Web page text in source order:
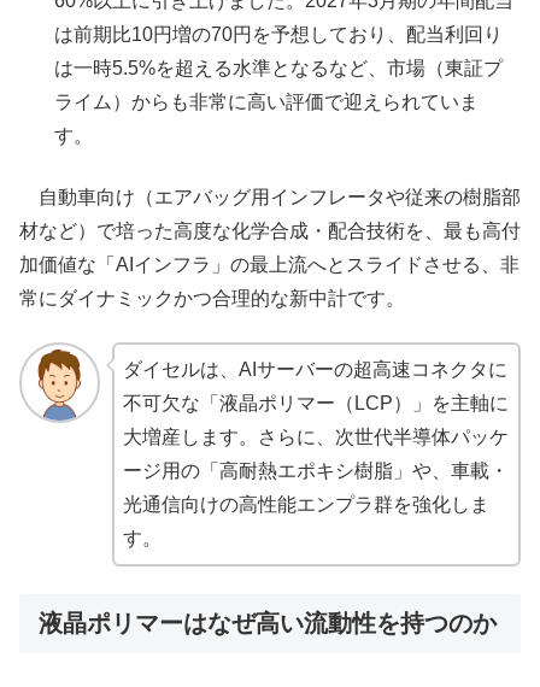
は前期比10円増の70円を予想しており、配当利回り
は一時5.5%を超える水準となるなど、市場（東証プ
ライム）からも非常に高い評価で迎えられていま
す。
自動車向け（エアバッグ用インフレータや従来の樹脂部
材など）で培った高度な化学合成・配合技術を、最も高付
加価値な「AIインフラ」の最上流へとスライドさせる、非
常にダイナミックかつ合理的な新中計です。
ダイセルは、AIサーバーの超高速コネクタに
不可欠な「液晶ポリマー（LCP）」を主軸に
大増産します。さらに、次世代半導体パッケ
ージ用の「高耐熱エポキシ樹脂」や、車載・
光通信向けの高性能エンプラ群を強化しま
す。
液晶ポリマーはなぜ高い流動性を持つのか